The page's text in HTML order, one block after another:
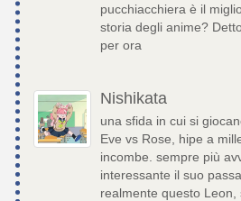
pucchiacchiera è il
storia degli anime?
per ora
Nishikata
una sfida in cui si
Eve vs Rose, hipe a
incombe. sempre più
interessante il suo
realmente questo Leon,